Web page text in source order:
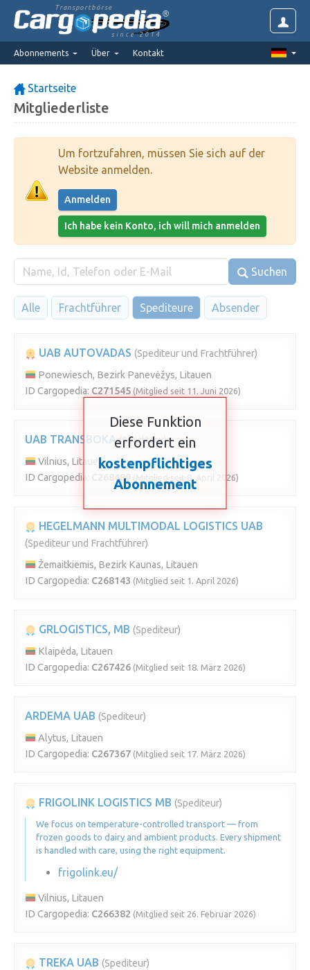
Transportbörse
since 2014
Abonnements Über Kontakt
Startseite
Mitgliederliste
Um fortzufahren, müssen Sie sich auf der
Website anmelden.
Anmelden
Ich habe kein Konto, ich will mich anmelden
Suchen
Alle Frachtführer Spediteure Absender
UAB AUTOVADAS (Spediteur und Frachtführer)
Ponewiesch, Bezirk Panevėžys, Litauen
ID Cargopedia: C271545 (Mitglied seit 11. Juni 2026)
UAB TRANSBOKA (Spediteur)
Vilnius, Litauen
ID Cargopedia:
C268489 (Mitglied seit 8. April 2026)
HEGELMANN MULTIMODAL LOGISTICS UAB
(Spediteur und Frachtführer)
Žemaitkiemis, Bezirk Kaunas, Litauen
ID Cargopedia: C268143 (Mitglied seit 1. April 2026)
GRLOGISTICS, MB (Spediteur)
Klaipėda, Litauen
ID Cargopedia: C267426 (Mitglied seit 18. März 2026)
ARDEMA UAB (Spediteur)
Alytus, Litauen
ID Cargopedia: C267367 (Mitglied seit 17. März 2026)
FRIGOLINK LOGISTICS MB (Spediteur)
We focus on temperature-controlled transport — from
frozen goods to dairy and ambient products. Every shipment
is handled with care, using the right equipment.
frigolink.eu/
Vilnius, Litauen
ID Cargopedia: C266382 (Mitglied seit 26. Februar 2026)
TREKA UAB (Spediteur)
Diese Funktion
erfordert ein
kostenpflichtiges
Abonnement